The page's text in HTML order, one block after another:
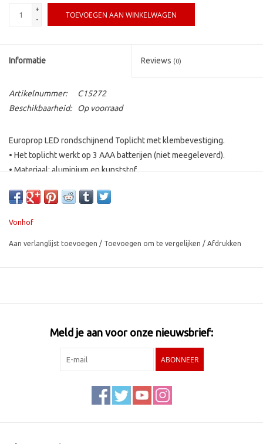
+
-
TOEVOEGEN AAN WINKELWAGEN
Informatie Reviews (0)
Artikelnummer:
C15272
Beschikbaarheid:
Op voorraad
Europrop LED rondschijnend Toplicht met klembevestiging.
• Het toplicht werkt op 3 AAA batterijen (niet meegeleverd).
• Materiaal: aluminium en kunststof.
Vonhof
Aan verlanglijst toevoegen / Toevoegen om te vergelijken / Afdrukken
Meld je aan voor onze nieuwsbrief:
ABONNEER